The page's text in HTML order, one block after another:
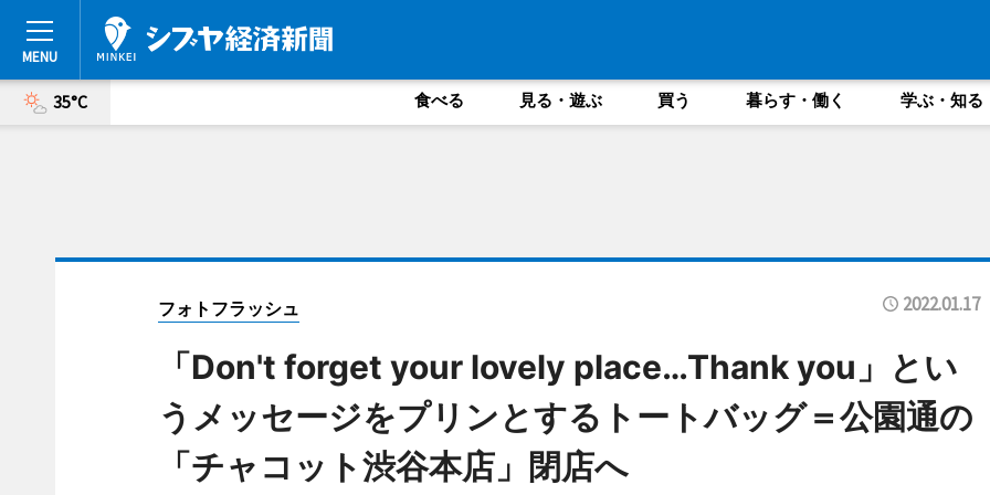
35°C 食べる 見る・遊ぶ 買う 暮らす・働く 学ぶ・知る
フォトフラッシュ 2022.01.17
「Don't forget your lovely place…Thank you」とい
うメッセージをプリンとするトートバッグ＝公園通の
「チャコット渋谷本店」閉店へ